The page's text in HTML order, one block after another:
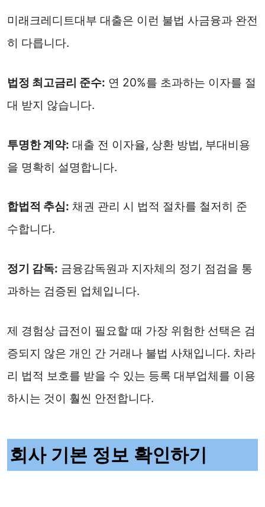
미래크레디트대부 대출은 이런 불법 사금융과 완전
히 다릅니다.
법정 최고금리 준수: 연 20%를 초과하는 이자를 절
대 받지 않습니다.
투명한 계약: 대출 전 이자율, 상환 방법, 부대비용
을 명확히 설명합니다.
합법적 추심: 채권 관리 시 법적 절차를 철저히 준
수합니다.
정기 감독: 금융감독원과 지자체의 정기 점검을 통
과하는 검증된 업체입니다.
제 경험상 급전이 필요할 때 가장 위험한 선택은 검
증되지 않은 개인 간 거래나 불법 사채입니다. 차라
리 법적 보호를 받을 수 있는 등록 대부업체를 이용
하시는 것이 훨씬 안전합니다.
회사 기본 정보 확인하기